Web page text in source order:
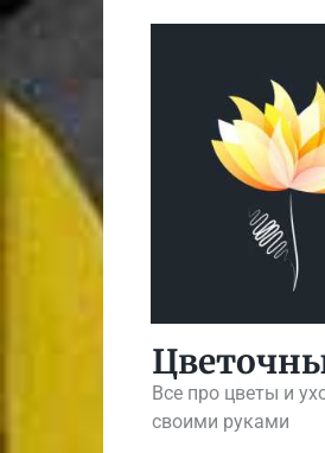
Перейти
Все про цветы и
своими руками